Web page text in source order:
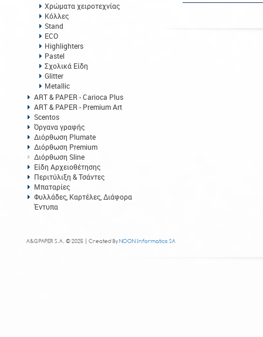
Χρώματα χειροτεχνίας
Κόλλες
Stand
ECO
Highlighters
Pastel
Σχολικά Είδη
Glitter
Metallic
ART & PAPER - Carioca Plus
ART & PAPER - Premium Art
Scentos
Όργανα γραφής
Διόρθωση Plumate
Διόρθωση Premium
Διόρθωση Sline
Είδη Αρχειοθέτησης
Περιτύλιξη & Τσάντες
Μπαταρίες
Φυλλάδες, Καρτέλες, Διάφορα
Έντυπα
A&G PAPER S.A. © 2025 | Created ByNOON Informatics SA